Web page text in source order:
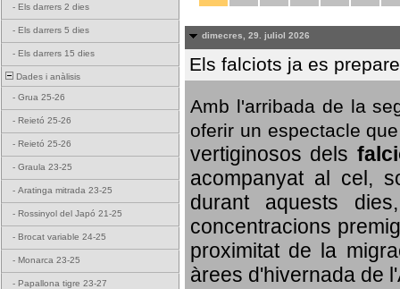
- Els darrers 2 dies
- Els darrers 5 dies
- Els darrers 15 dies
Dades i anàlisis
- Grua 25-26
- Reietó 25-26
- Reietó 25-26
- Graula 23-25
- Aratinga mitrada 23-25
- Rossinyol del Japó 21-25
- Brocat variable 24-25
- Monarca 23-25
- Papallona tigre 23-27
dimecres, 29. juliol 2026
Els falciots ja es
Amb l'arribada de la
oferir un espectacle
vertiginosos dels
acompanyat al cel,
durant aquests
concentracions
proximitat de la
àrees d'hivernada de